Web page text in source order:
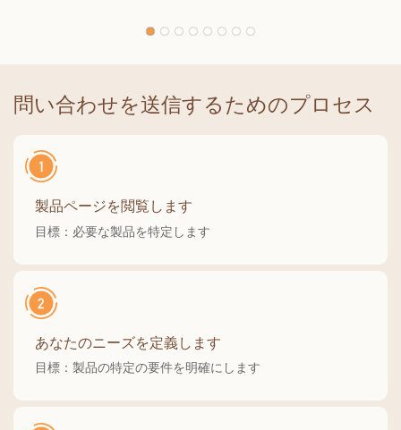
コレーション アウトド
ダイニング 誕生日パー
問い合わせを送信するためのプロセス
製品ページを閲覧します
目標：必要な製品を特定します
あなたのニーズを定義します
目標：製品の特定の要件を明確にします